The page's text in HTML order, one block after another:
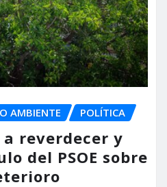
AMBIENTE POLÍTICA
reverdecer y
del PSOE sobre